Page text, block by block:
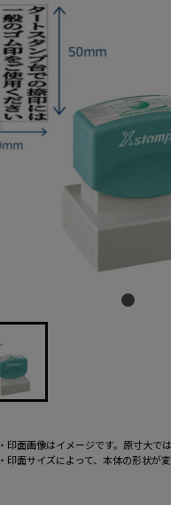
印面画像はイメージです。原寸大では
印面サイズによって、本体の形状が変